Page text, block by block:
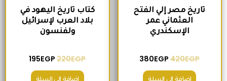
تاريخ مصر إلي الفتح
العثماني عمر
الإسكندري
420EGP
380EGP
كتاب تاريخ اليهود في
بلاد العرب لإسرائيل
ولفنسون
220EGP
195EGP